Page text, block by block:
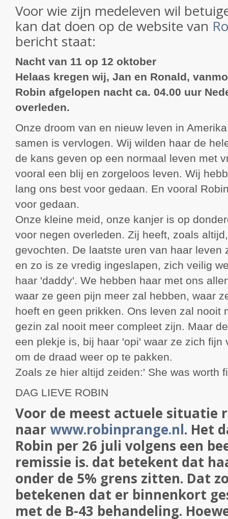
Voor wie zijn medeleven wil
kan dat doen op de website van
bericht staat:
Nacht van 11 op 12 oktober
Helaas kregen wij, Jan en Ronald,
Robin afgelopen nacht ca. 04.00 uur
overleden.
Onze droom van en nieuw leven in
samen is vervlogen. Wij wilden haar de
de kans geven op een normaal leven met
vooral een blij en zorgeloos leven. Wij
lang ons best voor gedaan. En vooral
voor gedaan.
Onze kleine meid, onze kanjer is op
voor negen overleden. Zij heeft, zoals
gevochten. De laatste uren van haar leven
en zo is ze vredig ingeslapen, zich veilig
haar 'daddy'. We hebben haar met ons
waar ze geen pijn meer zal hebben, waar
hoeft en geen prikken. Ons leven zal nooit
gezin zal nooit meer compleet zijn. Maar
een plekje is, bij haar 'opi' waar ze zich fijn
om de draad weer op te pakken.
Zoals ze hier altijd zeiden:' She was worth
DAG LIEVE ROBIN
Voor de meest actuele situatie
naar www.robinprange.nl. Het
Robin per 26 juli volgens een
remissie is. dat betekent dat
onder de 5% grens zitten. Dat
betekenen dat er binnenkort
met de B-43 behandeling.